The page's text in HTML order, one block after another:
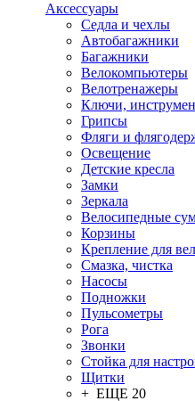
Аксессуары
Седла и чехлы
Автобагажники
Багажники
Велокомпьютеры
Велотренажеры
Ключи,
Грипсы
Фляги и
Освещение
Детские кресла
Замки
Зеркала
Велосипедные
Корзины
Крепление для
Смазка, чистка
Насосы
Подножки
Пульсометры
Рога
Звонки
Стойка для
Щитки
+ ЕЩЕ 20